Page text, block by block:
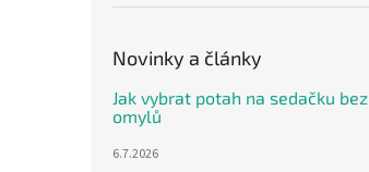
Novinky a články
Jak vybrat potah na sedačku bez
omylů
6.7.2026